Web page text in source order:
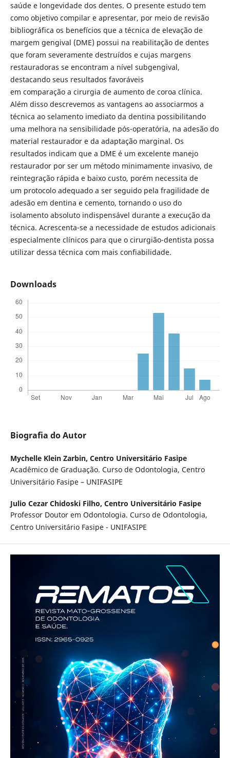
saúde e longevidade dos dentes. O presente estudo tem
como objetivo compilar e apresentar, por meio de revisão
bibliográfica os benefícios que a técnica de elevação de
margem gengival (DME) possui na reabilitação de dentes
que foram severamente destruídos e cujas margens
restauradoras se encontram a nível subgengival,
destacando seus resultados favoráveis
em comparação a cirurgia de aumento de coroa clínica.
Além disso descrevemos as vantagens ao associarmos a
técnica ao selamento imediato da dentina possibilitando
uma melhora na sensibilidade pós-operatória, na adesão do
material restaurador e da adaptação marginal. Os
resultados indicam que a DME é um excelente manejo
restaurador por ser um método minimamente invasivo, de
reintegração rápida e baixo custo, porém necessita de
um protocolo adequado a ser seguido pela fragilidade de
adesão em dentina e cemento, tornando o uso do
isolamento absoluto indispensável durante a execução da
técnica. Acrescenta-se a necessidade de estudos adicionais
especialmente clínicos para que o cirurgião-dentista possa
utilizar dessa técnica com mais confiabilidade.
Downloads
Biografia do Autor
Mychelle Klein Zarbin, Centro Universitário Fasipe
Acadêmico de Graduação. Curso de Odontologia, Centro
Universitário Fasipe – UNIFASIPE
Julio Cezar Chidoski Filho, Centro Universitário Fasipe
Professor Doutor em Odontologia. Curso de Odontologia,
Centro Universitário Fasipe - UNIFASIPE